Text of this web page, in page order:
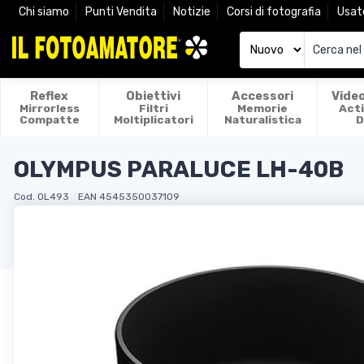
Chi siamo Punti Vendita Notizie Corsi di fotografia
Reflex
Mirrorless
Compatte
Obiettivi
Filtri
Moltiplicatori
Accessori
Memorie
Naturalistica
OLYMPUS PARALUCE LH-40B
Cod. OL493 EAN 4545350037109